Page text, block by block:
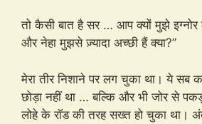
तो कैसी बात है सर … आप क्यों मुझे
और नेहा मुझसे ज़्यादा अच्छी हैं क्या?”
मेरा तीर निशाने पर लग चुका था। ये सब
छोड़ा नहीं था … बल्कि और भी जोर से
लोहे के रॉड की तरह सख्त हो चुका था।